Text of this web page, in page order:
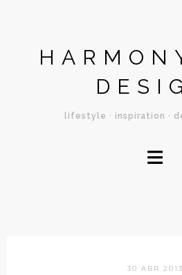
lifestyle · inspiration ·
≡
30 ABR 2013